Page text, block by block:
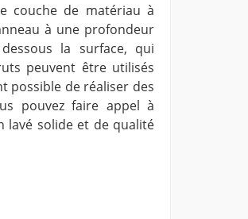
couche de matériau à
à une profondeur
la surface, qui
peuvent être utilisés
possible de réaliser des
pouvez faire appel à
lavé solide et de qualité